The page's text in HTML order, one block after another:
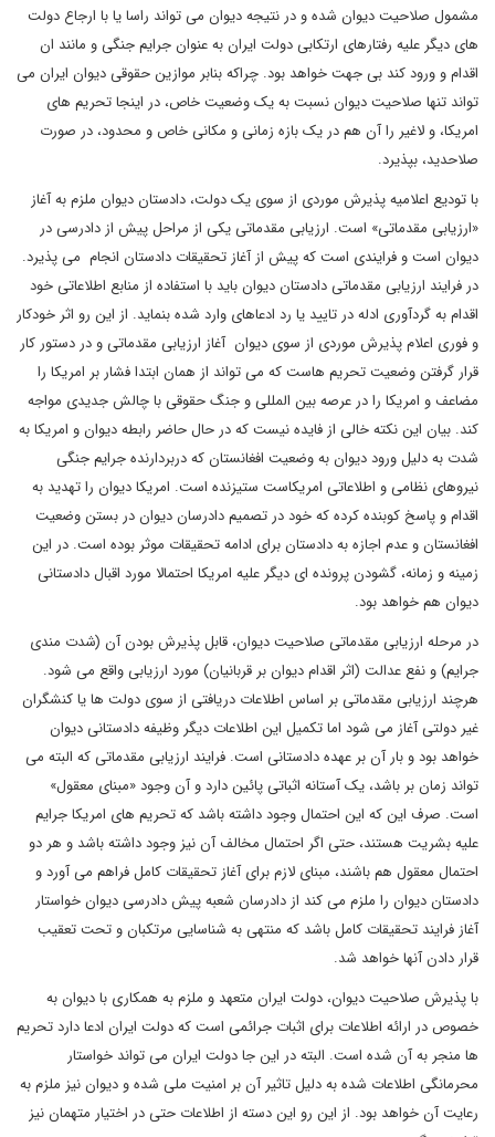
مشمول صلاحیت دیوان شده و در نتیجه دیوان می تواند راسا یا با ارجاع دولت
های دیگر علیه رفتارهای ارتکابی دولت ایران به عنوان جرایم جنگی و مانند ان
اقدام و ورود کند بی جهت خواهد بود. چراکه بنابر موازین حقوقی دیوان ایران می
تواند تنها صلاحیت دیوان نسبت به یک وضعیت خاص، در اینجا تحریم های
امریکا، و لاغیر را آن هم در یک بازه زمانی و مکانی خاص و محدود‌،‌ در صورت
صلاحدید، بپذیرد.
با تودیع اعلامیه پذیرش موردی از سوی یک دولت، دادستان دیوان ملزم به آغاز
«ارزیابی مقدماتی» است. ارزیابی مقدماتی یکی از مراحل پیش از دادرسی در
دیوان است و فرایندی است که پیش از آغاز تحقیقات دادستان انجام می پذیرد.
در فرایند ارزیابی مقدماتی دادستان دیوان باید با استفاده از منابع اطلاعاتی خود
اقدام به گردآوری ادله در تایید یا رد ادعاهای وارد شده بنماید. از این رو اثر خودکار
و فوری اعلام پذیرش موردی از سوی دیوان آغاز ارزیابی مقدماتی و در دستور کار
قرار گرفتن وضعیت تحریم هاست که می تواند از همان ابتدا فشار بر امریکا را
مضاعف و امریکا را در عرصه بین المللی و جنگ حقوقی با چالش جدیدی مواجه
کند. بیان این نکته خالی از فایده نیست که در حال حاضر رابطه دیوان و امریکا به
شدت به دلیل ورود دیوان به وضعیت افغانستان که دربردارنده جرایم جنگی
نیروهای نظامی و اطلاعاتی امریکاست ستیزنده است. امریکا دیوان را تهدید به
اقدام و پاسخ کوبنده کرده که خود در تصمیم دادرسان دیوان در بستن وضعیت
افغانستان و عدم اجازه به دادستان برای ادامه تحقیقات موثر بوده است. در این
زمینه و زمانه، گشودن پرونده ای دیگر علیه امریکا احتمالا مورد اقبال دادستانی
دیوان هم خواهد بود.
در مرحله ارزیابی مقدماتی صلاحیت دیوان، قابل پذیرش بودن آن (شدت مندی
جرایم) و نفع عدالت (اثر اقدام دیوان بر قربانیان) مورد ارزیابی واقع می شود.
هرچند ارزیابی مقدماتی بر اساس اطلاعات دریافتی از سوی دولت ها یا کنشگران
غیر دولتی آغاز می شود اما تکمیل این اطلاعات دیگر وظیفه دادستانی دیوان
خواهد بود و بار آن بر عهده دادستانی است. فرایند ارزیابی مقدماتی که البته می
تواند زمان بر باشد، یک آستانه اثباتی پائین دارد و آن وجود «مبنای معقول»
است. صرف این که این احتمال وجود داشته باشد که تحریم های امریکا جرایم
علیه بشریت هستند، حتی اگر احتمال مخالف آن نیز وجود داشته باشد و هر دو
احتمال معقول هم باشند، مبنای لازم برای آغاز تحقیقات کامل فراهم می آورد و
دادستان دیوان را ملزم می کند از دادرسان شعبه پیش دادرسی دیوان خواستار
آغاز فرایند تحقیقات کامل باشد که منتهی به شناسایی مرتکبان و تحت تعقیب
قرار دادن آنها خواهد شد.
با پذیرش صلاحیت دیوان، دولت ایران متعهد و ملزم به همکاری با دیوان به
خصوص در ارائه اطلاعات برای اثبات جرائمی است که دولت ایران ادعا دارد تحریم
ها منجر به آن شده است. البته در این جا دولت ایران می تواند خواستار
محرمانگی اطلاعات شده به دلیل تاثیر آن بر امنیت ملی شده و دیوان نیز ملزم به
رعایت آن خواهد بود. از این رو این دسته از اطلاعات حتی در اختیار متهمان نیز